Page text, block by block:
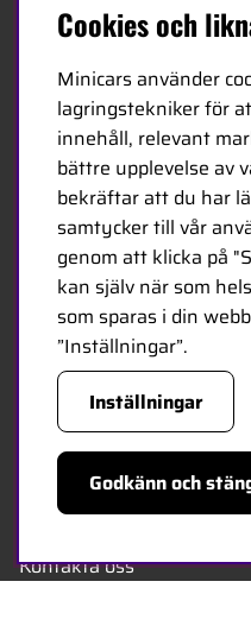
OM MINICARS
Sedan 1968 har Minicars
radiostyrda produkter till
Europa. Idag består vårt team
åldrar och hos oss finns
experterna i branschen -
service och logistik.
Minicars huvudkontor är
strategiskt placerat längs E18
MINICARS.SE
Svenska
Kontakta oss
Cookies och
Minicars använder
lagringstekniker för
innehåll, relevant
bättre upplevelse av
bekräftar att du har
samtycker till vår
genom att klicka på
kan själv när som
som sparas i din
”Inställningar”.
Inställningar
Godkänn och